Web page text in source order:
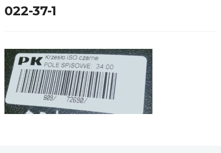
022-37-1